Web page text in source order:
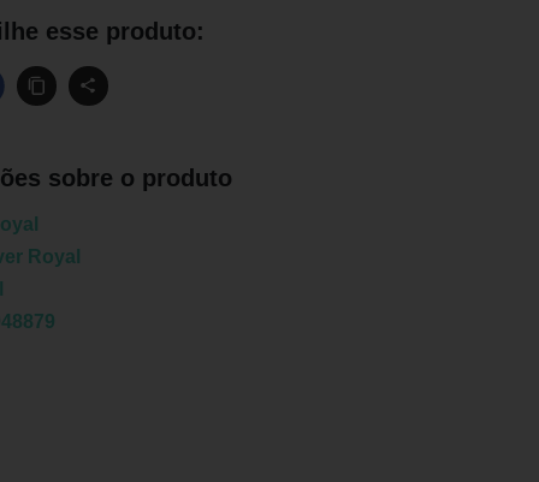
esse produto:
sobre o produto
Royal